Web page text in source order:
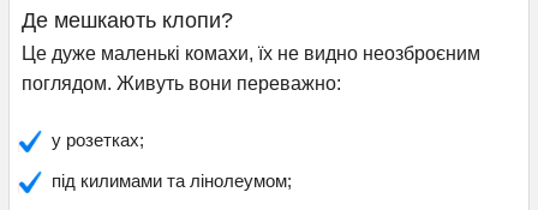
Де мешкають клопи?
Це дуже маленькі комахи, їх не видно неозброєним
поглядом. Живуть вони переважно:
у розетках;
під килимами та лінолеумом;